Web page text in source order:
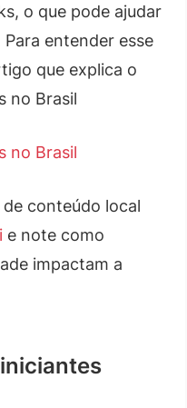
o que pode ajudar
entender esse
que explica o
no Brasil
no Brasil
conteúdo local
e note como
impactam a